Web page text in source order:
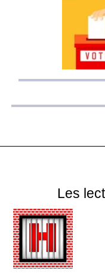
Les